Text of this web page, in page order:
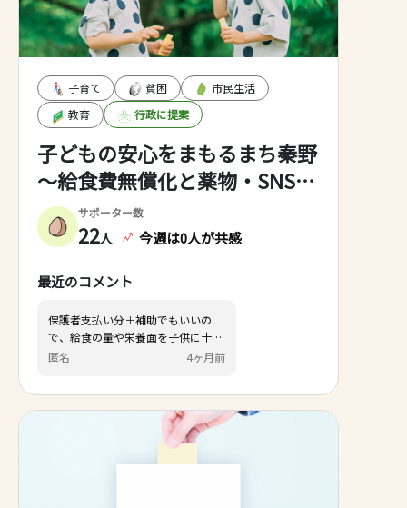
子育て 貧困
市民生活
教育
行政に提案
子どもの安心をまもるまち秦野
～給食費無償化と薬物・SNS対
策の強化～
サポーター数
22人 今週は0人が共感
最近のコメント
保護者支払い分＋補助でもいいの
で、給食の量や栄養面を子供に十分
な量にして欲しい
匿名 4ヶ月前